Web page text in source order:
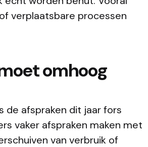
verplaatsbare processen
omhoog
de afspraken dit jaar fors
vaker afspraken maken met
van verbruik of